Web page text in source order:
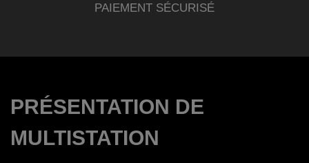
PAIEMENT SÉCURISÉ
PRÉSENTATION DE
MULTISTATION